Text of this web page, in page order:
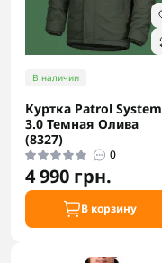
В наличии
Куртка Patrol System
3.0 Темная Олива
(8327)
0
4 990 грн.
В корзину